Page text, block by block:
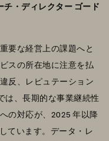
・ディレクター ゴード
要な経営上の課題へと
スの所在地に注意を払
反、レピュテーション
は、長期的な事業継続性
の対応が、2025 年以降
ています。データ・レ